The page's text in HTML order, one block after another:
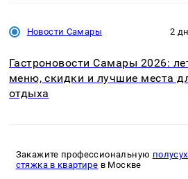
Новости Самары 2
Гастроновости Самары 2026:
меню, скидки и лучшие места
отдыха
Закажите профессиональную
стяжка в квартире в Москве